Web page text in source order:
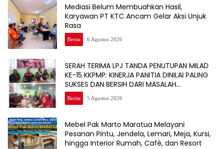
Mediasi Belum Membuahkan Hasil,
Karyawan PT KTC Ancam Gelar Aksi Unjuk
Rasa
Berita 6 Agustus 2026
SERAH TERIMA LPJ TANDA PENUTUPAN MILAD
KE-15 KKPMP: KINERJA PANITIA DINILAI PALING
SUKSES DAN BERSIH DARI MASALAH
KEUANGAN
Berita 5 Agustus 2026
Mebel Pak Marto Maratua Melayani
Pesanan Pintu, Jendela, Lemari, Meja, Kursi,
hingga Interior Rumah, Café, dan Resort